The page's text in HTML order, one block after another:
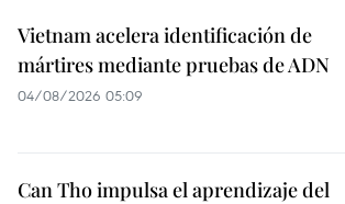
Vietnam acelera identificación de
mártires mediante pruebas de ADN
04/08/2026 05:09
Can Tho impulsa el aprendizaje del